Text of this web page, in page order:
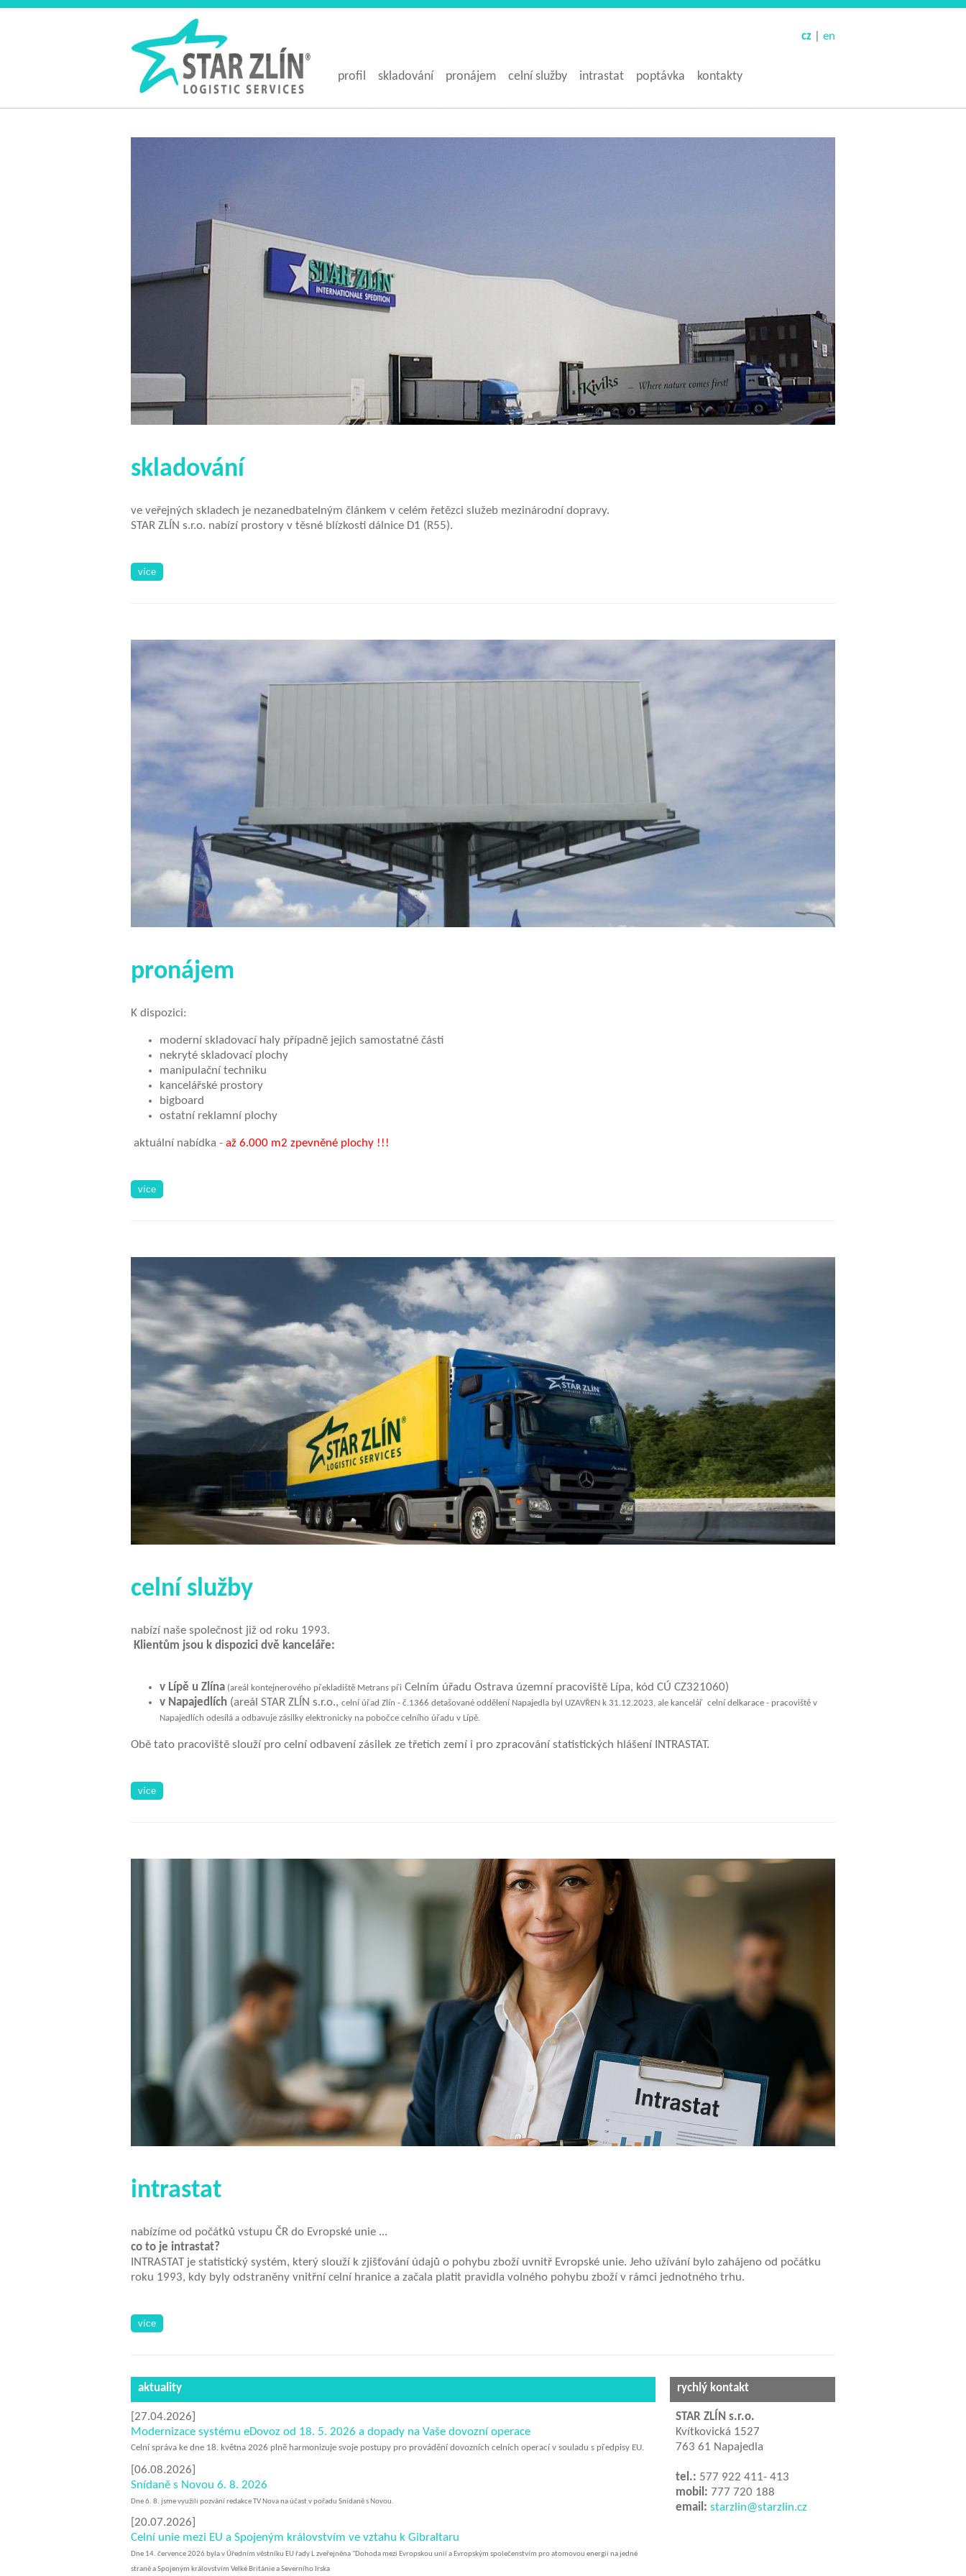
en
cz
profil skladování pronájem celní služby intrastat poptávka kontakty
skladování
ve veřejných skladech je nezanedbatelným článkem v celém řetězci služeb mezinárodní dopravy.
STAR ZLÍN s.r.o. nabízí prostory v těsné blízkosti dálnice D1 (R55).
pronájem
K dispozici:
moderní skladovací haly případně jejich samostatné části
nekryté skladovací plochy
manipulační techniku
kancelářské prostory
bigboard
ostatní reklamní plochy
aktuální nabídka - až 6.000 m2 zpevněné plochy !!!
celní služby
nabízí naše společnost již od roku 1993.
Klientům jsou k dispozici dvě kanceláře:
v Lípě u Zlína (areál kontejnerového překladiště Metrans při Celním úřadu Ostrava územní pracoviště Lípa, kód CÚ CZ321060)
v Napajedlích (areál STAR ZLÍN s.r.o., celní úřad Zlín - č.1366 detašované oddělení Napajedla byl UZAVŘEN k 31.12.2023, ale kancelář celní delkarace - pracoviště v
Napajedlích odesílá a odbavuje zásilky elektronicky na pobočce celního úřadu v Lípě.
Obě tato pracoviště slouží pro celní odbavení zásilek ze třetích zemí i pro zpracování statistických hlášení INTRASTAT.
intrastat
nabízíme od počátků vstupu ČR do Evropské unie ...
co to je intrastat?
INTRASTAT je statistický systém, který slouží k zjišťování údajů o pohybu zboží uvnitř Evropské unie. Jeho užívání bylo zahájeno od počátku
roku 1993, kdy byly odstraněny vnitřní celní hranice a začala platit pravidla volného pohybu zboží v rámci jednotného trhu.
aktuality
[27.04.2026]
Modernizace systému eDovoz od 18. 5. 2026 a dopady na Vaše dovozní operace
Celní správa ke dne 18. května 2026 plně harmonizuje svoje postupy pro provádění dovozních celních operací v souladu s předpisy EU.
[06.08.2026]
Snídaně s Novou 6. 8. 2026
​Dne 6. 8. jsme využili pozvání redakce TV Nova na účast v pořadu Snídaně s Novou.
[20.07.2026]
Celní unie mezi EU a Spojeným královstvím ve vztahu k Gibraltaru
Dne 14. července 2026 byla v Úředním věstníku EU řady L​ zveřejněna "Dohoda mezi Evropskou unií a Evropským společenstvím pro atomovou energii na jedné
straně a Spojeným královstvím Velké Británie a Severního Irska
rychlý kontakt
STAR ZLÍN s.r.o.
Kvítkovická 1527
763 61 Napajedla
tel.: 577 922 411- 413
mobil: 777 720 188
email: starzlin@starzlin.cz